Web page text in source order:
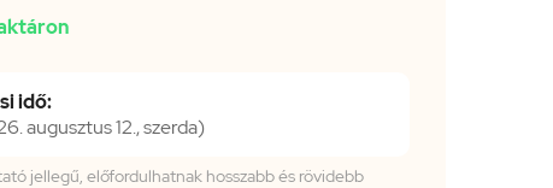
idő:
augusztus 12., szerda)
jellegű, előfordulhatnak hosszabb és rövidebb